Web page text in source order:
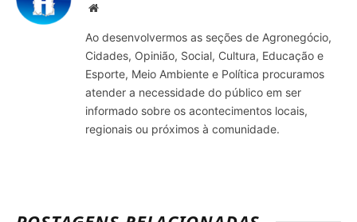
Site
Ao desenvolvermos as seções de Agronegócio,
Cidades, Opinião, Social, Cultura, Educação e
Esporte, Meio Ambiente e Política procuramos
atender a necessidade do público em ser
informado sobre os acontecimentos locais,
regionais ou próximos à comunidade.